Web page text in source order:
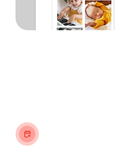
calendar_plus